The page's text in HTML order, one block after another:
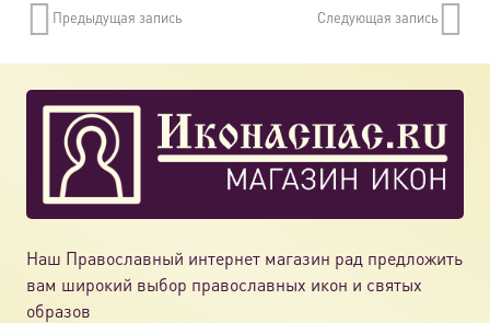
Предыдущая запись Следующая запись
Наш Православный интернет магазин рад предложить
вам широкий выбор православных икон и святых
образов